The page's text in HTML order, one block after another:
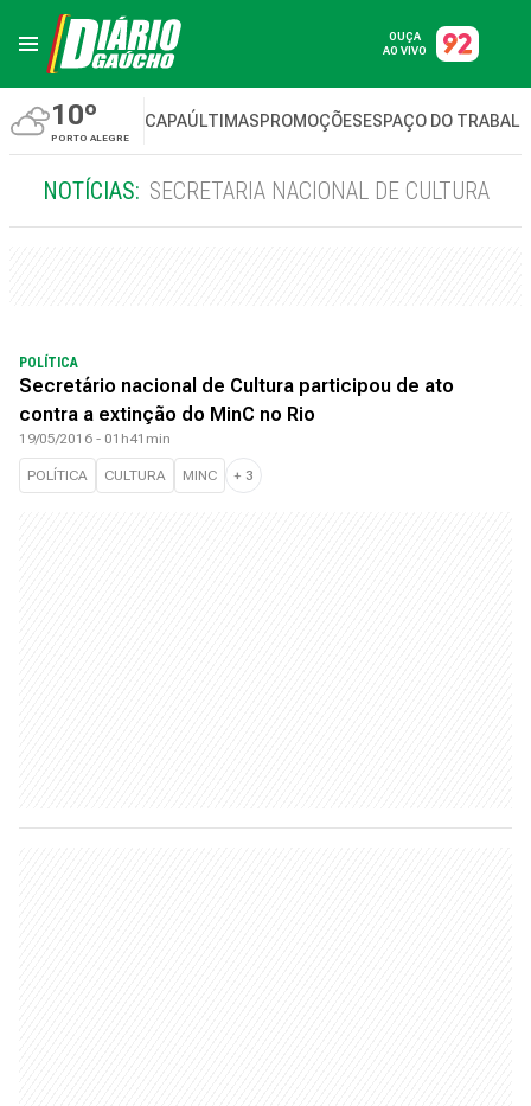
OUÇA
AO VIVO
10º
PORTO ALEGRE
CAPAÚLTIMASPROMOÇÕESESPAÇO DO
NOTÍCIAS: SECRETARIA NACIONAL DE CULTURA
POLÍTICA
Secretário nacional de Cultura participou de ato
contra a extinção do MinC no Rio
19/05/2016 - 01h41min
POLÍTICA CULTURA MINC + 3